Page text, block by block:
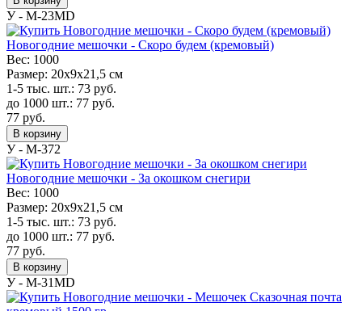
У - M-23MD
Новогодние мешочки - Скоро будем (кремовый)
Вес: 1000
Размер: 20х9х21,5 см
1-5 тыс. шт.: 73 руб.
до 1000 шт.: 77 руб.
77 руб.
В корзину
У - M-372
Новогодние мешочки - За окошком снегири
Вес: 1000
Размер: 20х9х21,5 см
1-5 тыс. шт.: 73 руб.
до 1000 шт.: 77 руб.
77 руб.
В корзину
У - M-31MD